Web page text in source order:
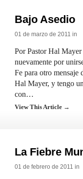
Bajo Asedio
01 de marzo de 2011 in
Por Pastor Hal
nuevamente por
Fe para otro mensaje
Hal Mayer, y tengo
con…
View This Article →
La Fiebre
01 de febrero de 2011 in